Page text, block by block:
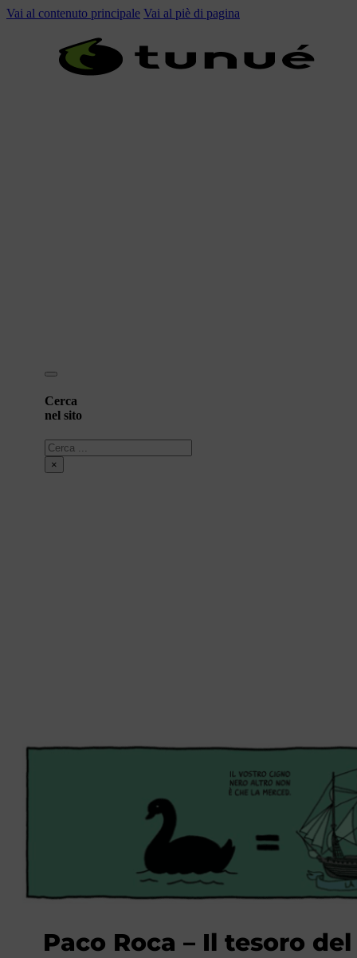
Vai al contenuto principale Vai al piè di pagina
Cerca
nel sito
Cerca
×
Paco Roca – Il tesoro